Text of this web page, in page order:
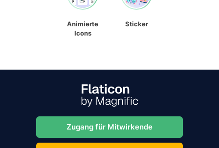
Animierte
Icons
Sticker
Zugang für Mitwirkende